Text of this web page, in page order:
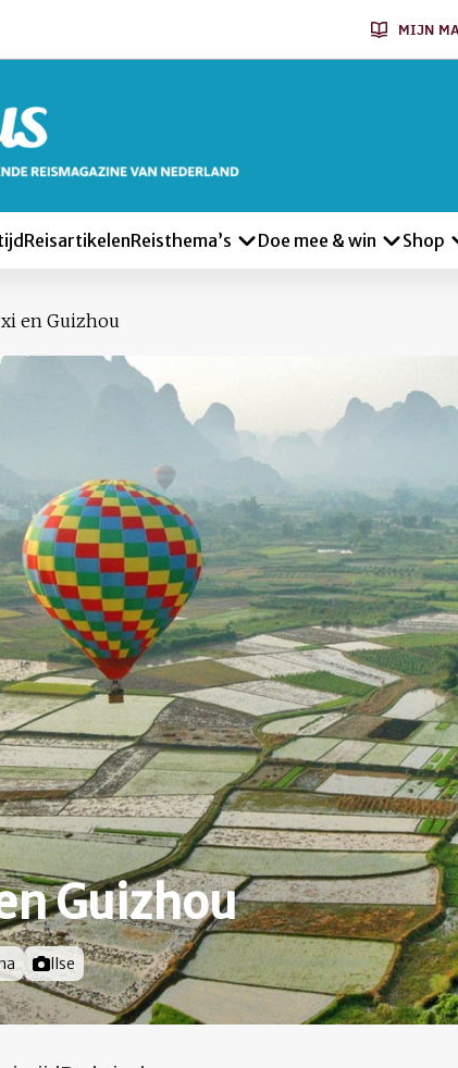
MIJN
ReisartikelenReisthema’s Doe mee & win Shop
en Guizhou
Guizhou
Foto door
Ilse